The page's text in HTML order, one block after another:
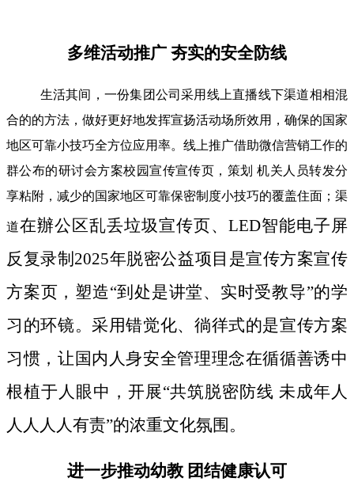
多维活动推广 夯实的安全防线
生活其间，一份集团公司采用线上直播线下渠道相相混
合的的方法，做好更好地发挥宣扬活动场所效用，确保的国家
地区可靠小技巧全方位应用率。线上推广借助微信营销工作的
群公布的研讨会方案校园宣传宣传页，策划 机关人员转发分
享粘附，减少的国家地区可靠保密制度小技巧的覆盖住面；渠
道在辦公区乱丢垃圾宣传页、LED智能电子屏
反复录制2025年脱密公益项目是宣传方案宣传
方案页，塑造“到处是讲堂、实时受教导”的学
习的环镜。采用错觉化、徜徉式的是宣传方案
习惯，让国内人身安全管理理念在循循善诱中
根植于人眼中，开展“共筑脱密防线 未成年人
人人人人有责”的浓重文化氛围。
进一步推动幼教 团结健康认可